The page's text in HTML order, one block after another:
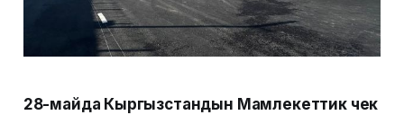
28-майда Кыргызстандын Мамлекеттик чек